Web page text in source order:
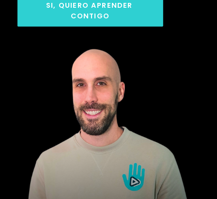
SI, QUIERO APRENDER
CONTIGO